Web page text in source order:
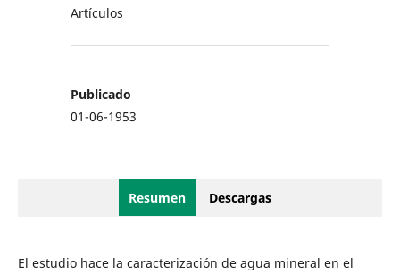
Artículos
Publicado
01-06-1953
Resumen Descargas
El estudio hace la caracterización de agua mineral en el